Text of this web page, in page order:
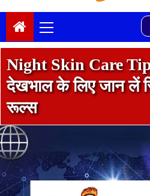
Menu
Night Skin Care
देखभाल के लिए जान लें
रूल्स